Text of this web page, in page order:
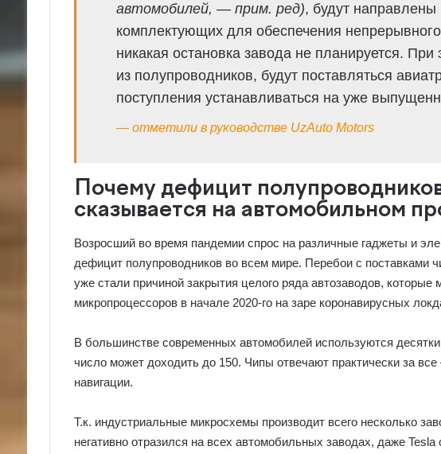
автомобилей, — прим. ред), будут направлены
комплектующих для обеспечения
никакая остановка завода не планируется.
из полупроводников, будут поставляться
поступления устанавливаться на уже
— отметили в руководстве UzAuto Motors
Почему дефицит
сказывается на автомобильном
Возросший во время пандемии спрос на различные гаджеты и
дефицит полупроводников во всем мире. Перебои с поставками
уже стали причиной закрытия целого ряда автозаводов, которые
микропроцессоров в начале 2020-го на заре коронавирусных
В большинстве современных автомобилей используются
число может доходить до 150. Чипы отвечают практически за
навигации.
Т.к. индустриальные микросхемы производит всего несколько
негативно отразился на всех автомобильных заводах, даже